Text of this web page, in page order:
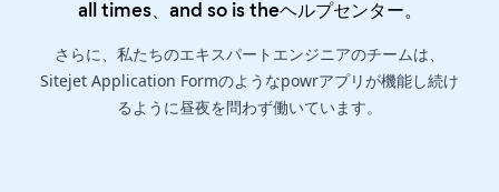
all times、and so is theヘルプセンター。
さらに、私たちのエキスパートエンジニアのチームは、
Sitejet Application Formのようなpowrアプリが機能し続け
るように昼夜を問わず働いています。